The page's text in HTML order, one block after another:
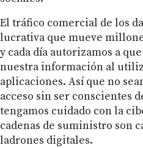
El tráfico comercial de los
lucrativa que mueve
y cada día autorizamos a
nuestra información al
aplicaciones. Así que no
acceso sin ser conscientes
tengamos cuidado con la
cadenas de suministro son
ladrones digitales.